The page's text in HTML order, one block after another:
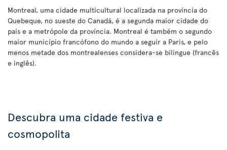
Montreal, uma cidade multicultural localizada na província do
Quebeque, no sueste do Canadá, é a segunda maior cidade do
país e a metrópole da província. Montreal é também o segundo
maior município francófono do mundo a seguir a Paris, e pelo
menos metade dos montrealenses considera-se bilingue (francês
e inglês).
Descubra uma cidade festiva e
cosmopolita